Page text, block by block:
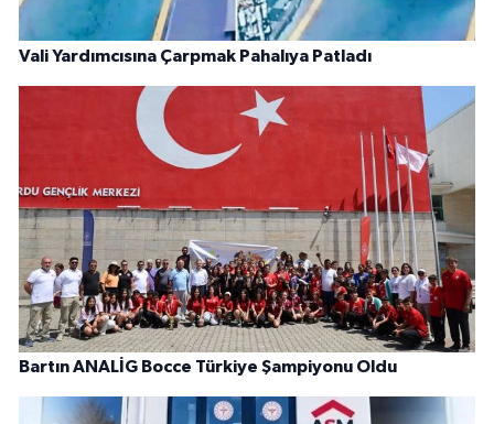
Vali Yardımcısına Çarpmak Pahalıya Patladı
Bartın ANALİG Bocce Türkiye Şampiyonu Oldu